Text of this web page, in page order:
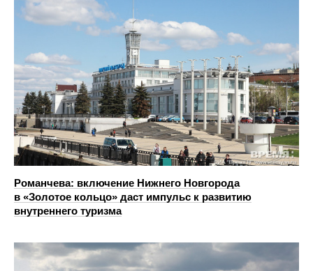
Романчева: включение Нижнего Новгорода
в «Золотое кольцо» даст импульс к развитию
внутреннего туризма